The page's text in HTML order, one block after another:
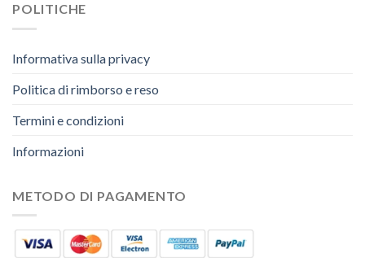
POLITICHE
Informativa sulla privacy
Politica di rimborso e reso
Termini e condizioni
Informazioni
METODO DI PAGAMENTO